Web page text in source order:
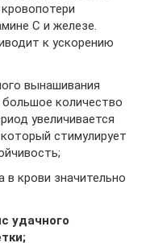
С и железе.
к ускорению
вынашивания
количество
увеличивается
стимулирует
в крови значительно
удачного